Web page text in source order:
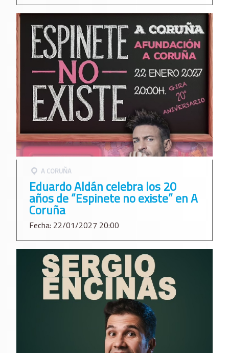
A CORUÑA
Eduardo Aldán celebra los 20
años de “Espinete no existe” en A
Coruña
Fecha: 22/01/2027 20:00